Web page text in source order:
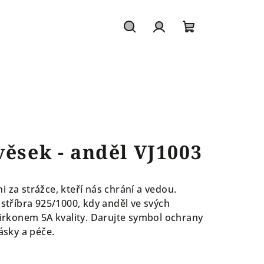
- anděl VJ1003
za strážce, kteří nás chrání a vedou.
925/1000, kdy anděl ve svých
5A kvality. Darujte symbol ochrany
a péče.